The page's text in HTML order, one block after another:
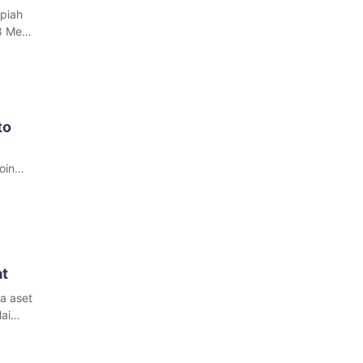
Mei
aset